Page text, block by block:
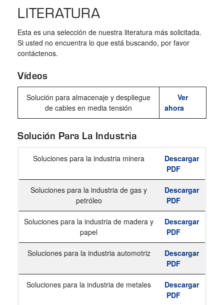
selected
search
result.
Touch
device
users
touch
and
gestures.
LITERATURA
Esta es una selección de nuestra literatura más solicitada.
Si usted no encuentra lo que está buscando, por favor
contáctenos.
Vídeos
Solución para almacenaje y despliegue
de cables en media tensión
Ver
ahora
Solución Para La Industria
Soluciones para la industria minera
Descargar
PDF
Soluciones para la industria de gas y
petróleo
Descargar
PDF
Soluciones para la industria de madera y
papel
Descargar
PDF
Soluciones para la industria automotriz
Descargar
PDF
Soluciones para la industria de metales
Descargar
PDF